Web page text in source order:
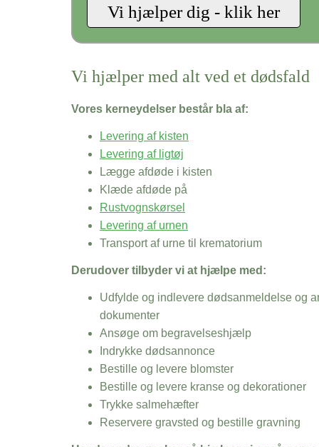
Vi hjælper med alt ved et dødsfald
Vores kerneydelser består bla af:
Levering af kisten
Levering af ligtøj
Lægge afdøde i kisten
Klæde afdøde på
Rustvognskørsel
Levering af urnen
Transport af urne til krematorium
Derudover tilbyder vi at hjælpe med:
Udfylde og indlevere dødsanmeldelse og
dokumenter
Ansøge om begravelseshjælp
Indrykke dødsannonce
Bestille og levere blomster
Bestille og levere kranse og dekorationer
Trykke salmehæfter
Reservere gravsted og bestille gravning